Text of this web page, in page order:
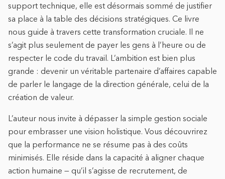
support technique, elle est désormais sommé de justifier
sa place à la table des décisions stratégiques. Ce livre
nous guide à travers cette transformation cruciale. Il ne
s’agit plus seulement de payer les gens à l’heure ou de
respecter le code du travail. L’ambition est bien plus
grande : devenir un véritable partenaire d’affaires capable
de parler le langage de la direction générale, celui de la
création de valeur.
L’auteur nous invite à dépasser la simple gestion sociale
pour embrasser une vision holistique. Vous découvrirez
que la performance ne se résume pas à des coûts
minimisés. Elle réside dans la capacité à aligner chaque
action humaine — qu’il s’agisse de recrutement, de